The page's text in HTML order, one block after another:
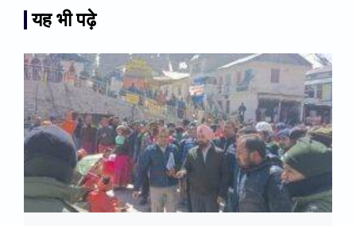
यह भी पढ़े